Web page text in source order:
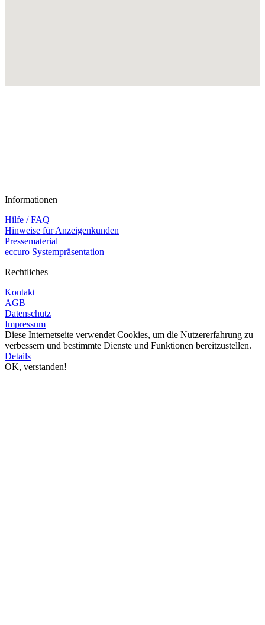
Informationen
Hilfe / FAQ
Hinweise für Anzeigenkunden
Pressematerial
eccuro Systempräsentation
Rechtliches
Kontakt
AGB
Datenschutz
Impressum
Diese Internetseite verwendet Cookies, um die Nutzererfahrung zu
verbessern und bestimmte Dienste und Funktionen bereitzustellen.
Details
OK, verstanden!